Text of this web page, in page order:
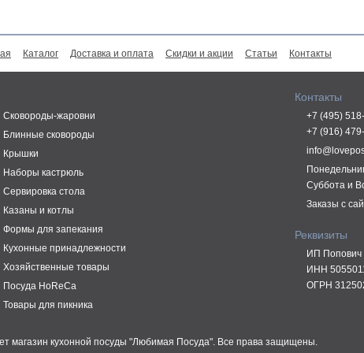
Каталог Доставка и оплата Скидки и акции Статьи Контакты
Сковороды-жаровни
Блинные сковороды
Крышки
Наборы кастрюль
Сервировка стола
Казаны и котлы
Формы для запекания
Кухонные принадлежности
Хозяйственные товары
Посуда HoReCa
Товары для пикника
Контакты
+7 (495)
+7 (916)
Суббота и
Заказы с
Реквизиты
ИП Попович
ИНН
ОГРН
магазин кухонной посуды "Любимая Посуда". Все права защищены.